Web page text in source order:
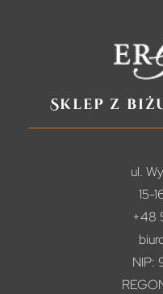
Sklep z
ul.
15-
+48
NIP: